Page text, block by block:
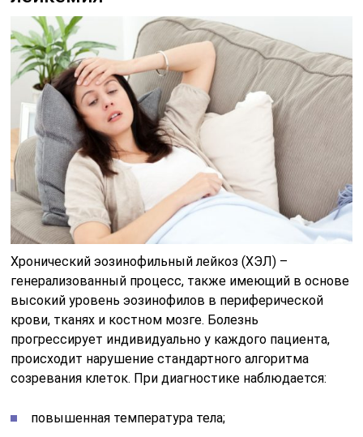
Хронический эозинофильный лейкоз (ХЭЛ) –
генерализованный процесс, также имеющий в основе
высокий уровень эозинофилов в периферической
крови, тканях и костном мозге. Болезнь
прогрессирует индивидуально у каждого пациента,
происходит нарушение стандартного алгоритма
созревания клеток. При диагностике наблюдается:
повышенная температура тела;